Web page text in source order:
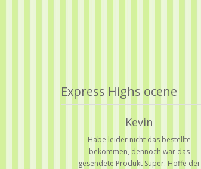
Express Highs ocene
Kevin
Habe leider nicht das bestellte
bekommen, dennoch war das
gesendete Produkt Super. Hoffe der